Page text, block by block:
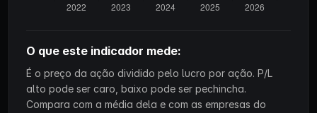
O que este indicador mede:
É o preço da ação dividido pelo lucro por ação. P/L
alto pode ser caro, baixo pode ser pechincha.
Compara com a média dela e com as empresas do